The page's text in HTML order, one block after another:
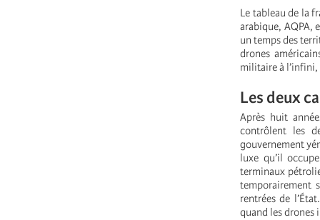
Le tableau de la
arabique, AQPA,
un temps des
drones
militaire à
Les deux
Après huit
contrôlent les
gouvernement
luxe qu’il
terminaux
temporairement
rentrées de
quand les drones